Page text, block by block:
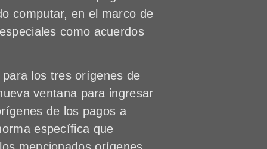
computar, en el marco de
como acuerdos
los tres orígenes de
ventana para ingresar
de los pagos a
específica que